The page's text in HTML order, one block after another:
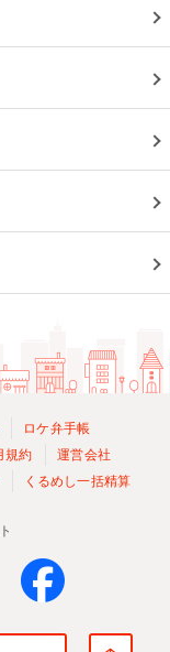
ロケ弁手帳
規約
運営会社
くるめし一括精算